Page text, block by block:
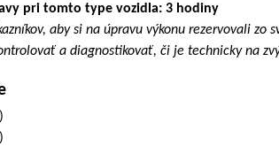
pri tomto type vozidla: 3 hodiny
aby si na úpravu výkonu rezervovali zo
a diagnostikovať, či je technicky na